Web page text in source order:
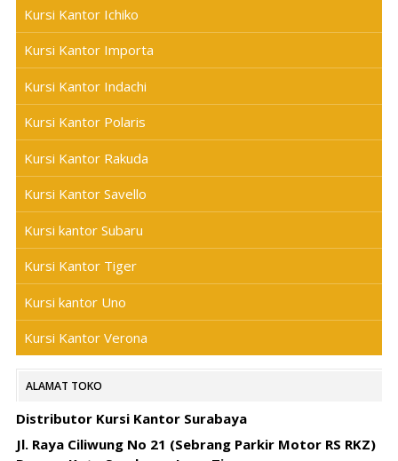
Kursi Kantor Ichiko
Kursi Kantor Importa
Kursi Kantor Indachi
Kursi Kantor Polaris
Kursi Kantor Rakuda
Kursi Kantor Savello
Kursi kantor Subaru
Kursi Kantor Tiger
Kursi kantor Uno
Kursi Kantor Verona
ALAMAT TOKO
Distributor Kursi Kantor Surabaya
Jl. Raya Ciliwung No 21 (Sebrang Parkir Motor RS RKZ)